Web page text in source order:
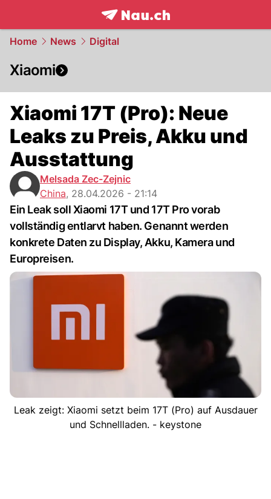
frontpage.NAU.ch
Home News Digital
Xiaomi
Xiaomi 17T (Pro): Neue
Leaks zu Preis, Akku und
Ausstattung
Melsada Zec-Zejnic
China, 28.04.2026 - 21:14
Ein Leak soll Xiaomi 17T und 17T Pro vorab
vollständig entlarvt haben. Genannt werden
konkrete Daten zu Display, Akku, Kamera und
Europreisen.
Leak zeigt: Xiaomi setzt beim 17T (Pro) auf Ausdauer
und Schnellladen. - keystone